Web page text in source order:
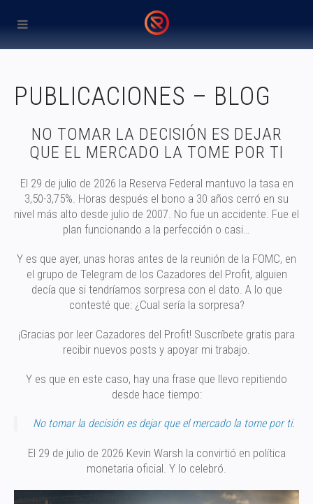
PUBLICACIONES – BLOG
NO TOMAR LA DECISIÓN ES DEJAR
QUE EL MERCADO LA TOME POR TI
El 29 de julio de 2026 la Reserva Federal mantuvo la tasa en
3,50-3,75%. Horas después el bono a 30 años cerró en su
nivel más alto desde julio de 2007. No fue un accidente. Fue el
plan funcionando a la perfección o casi…
Y es que ayer, unas horas antes de la reunión de la FOMC, en
el grupo de Telegram de los Cazadores del Profit, alguien
decía que si tendríamos sorpresa con el dato. A lo que
contesté que: ¿Cual sería la sorpresa?
¡Gracias por leer Cazadores del Profit! Suscríbete gratis para
recibir nuevos posts y apoyar mi trabajo.
Y es que en este caso, hay una frase que llevo repitiendo
desde hace tiempo:
No tomar la decisión es dejar que el mercado la tome por ti.
El 29 de julio de 2026 Kevin Warsh la convirtió en política
monetaria oficial. Y lo celebró.